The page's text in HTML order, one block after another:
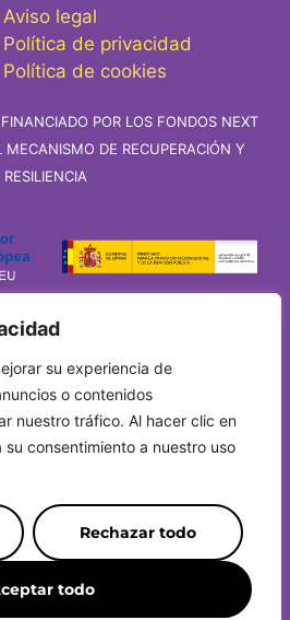
su experiencia de
o contenidos
nuestro tráfico. Al hacer clic en
su consentimiento a nuestro uso
Rechazar todo
todo
Aviso legal
Política de privacidad
Política de cookies
POR LOS FONDOS NEXT
DE RECUPERACIÓN Y
RESILIENCIA